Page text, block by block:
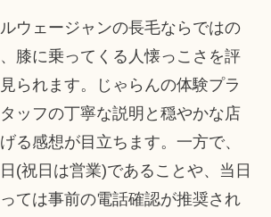
ウェージャンの長毛ならではの
膝に乗ってくる人懐っこさを評
られます。じゃらんの体験プラ
ッフの丁寧な説明と穏やかな店
る感想が目立ちます。一方で、
(祝日は営業)であることや、当日
ては事前の電話確認が推奨され